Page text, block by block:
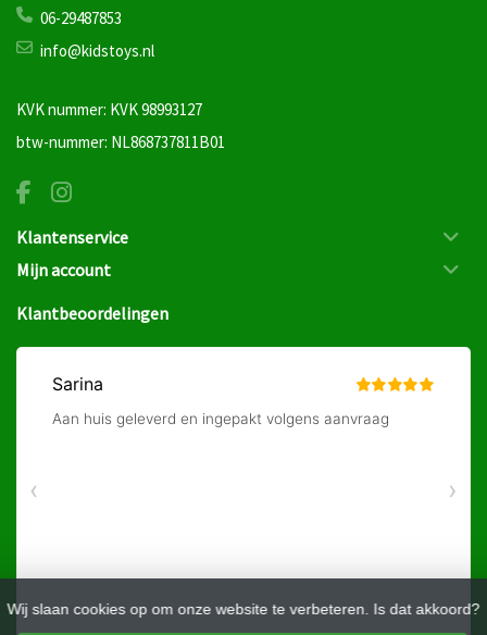
Wij slaan cookies op om onze website te verbeteren. Is dat akkoord?
06-29487853
info@kidstoys.nl
KVK nummer: KVK 98993127
btw-nummer: NL868737811B01
Klantenservice
Mijn account
Klantbeoordelingen